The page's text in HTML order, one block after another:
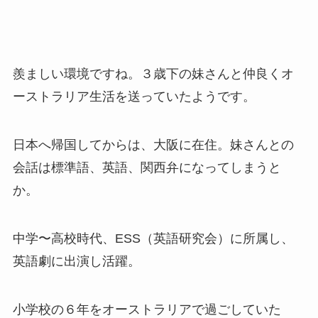
羨ましい環境ですね。３歳下の妹さんと仲良くオ
ーストラリア生活を送っていたようです。
日本へ帰国してからは、大阪に在住。妹さんとの
会話は標準語、英語、関西弁になってしまうと
か。
中学〜高校時代、ESS（英語研究会）に所属し、
英語劇に出演し活躍。
小学校の６年をオーストラリアで過ごしていた